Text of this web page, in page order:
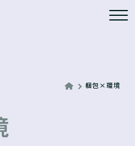
梱包×環境